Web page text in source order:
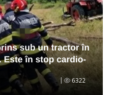
sub un tractor în
Este în stop cardio-
6322